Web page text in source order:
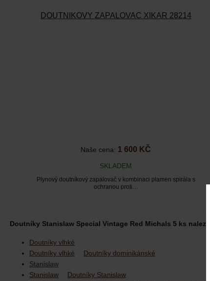
DOUTNÍKOVÝ ZAPALOVAČ XIKAR 28214
Naše cena: 1 600 KČ
SKLADEM
Plynový doutníkový zapalovač v kombinaci plamen spirála s
ochranou proti…
Doutníky Stanislaw Special Vintage Red Michals 5 ks
Doutníky vlhké
Doutníky vlhké
Doutníky dominikánské
Stanislaw
Stanislaw
Doutníky Stanislaw